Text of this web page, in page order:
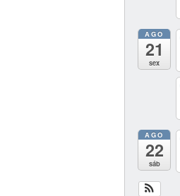
AGO
21
sex
AGO
22
sáb